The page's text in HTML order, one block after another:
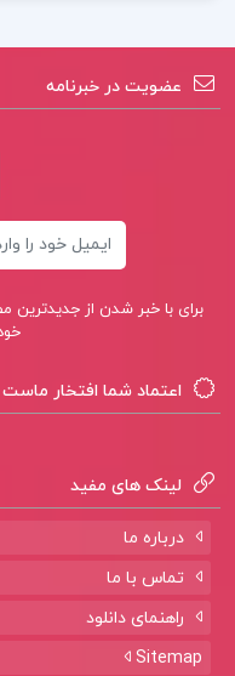
عضویت در خبرنامه
برای با خبر شدن از جدیدترین
اعتماد شما افتخار ماست
لینک های مفید
درباره ما
تماس با ما
راهنمای دانلود
Sitemap